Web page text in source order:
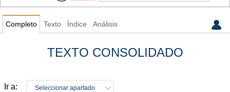
Completo Texto Índice Análisis
TEXTO CONSOLIDADO
Ir a: Seleccionar apartado